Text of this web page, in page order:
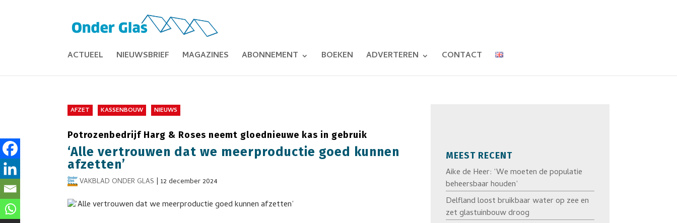
ACTUEEL NIEUWSBRIEF MAGAZINES ABONNEMENT BOEKEN ADVERTEREN CONTACT
AFZET KASSENBOUW NIEUWS
Potrozenbedrijf Harg & Roses neemt gloednieuwe kas in gebruik
‘Alle vertrouwen dat we meerproductie goed kunnen
afzetten’
VAKBLAD ONDER GLAS |12 december 2024
MEEST RECENT
Aike de Heer: ‘We moeten de populatie
beheersbaar houden’
Delfland loost bruikbaar water op zee en
zet glastuinbouw droog